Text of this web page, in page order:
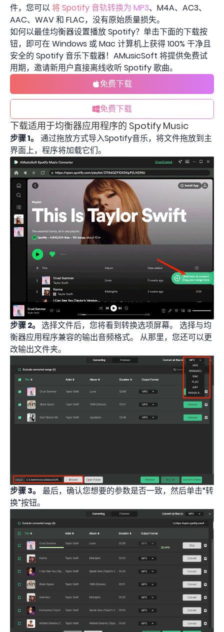
件，您可以将 Spotify 音轨转换为 MP3、M4A、AC3、
AAC、WAV 和 FLAC，没有原始质量损失。
如何以最佳均衡器设置播放 Spotify？单击下面的下载按
钮，即可在 Windows 或 Mac 计算机上获得 100% 干净且
安全的 Spotify 音乐下载器！AMusicSoft 将提供免费试
用期，邀请新用户直接离线收听 Spotify 歌曲。
免费下载
免费下载
下载适用于均衡器应用程序的 Spotify Music
步骤 1。 通过拖放方式导入Spotify音乐，将文件拖放到主
界面上，程序将加载它们。
步骤 2。 选择文件后，您将看到转换选项屏幕。 选择与均
衡器应用程序兼容的输出音频格式。 从那里，您还可以更
改输出文件夹。
步骤 3。 最后，确认您想要的参数是否一致，然后单击“转
换”按钮。